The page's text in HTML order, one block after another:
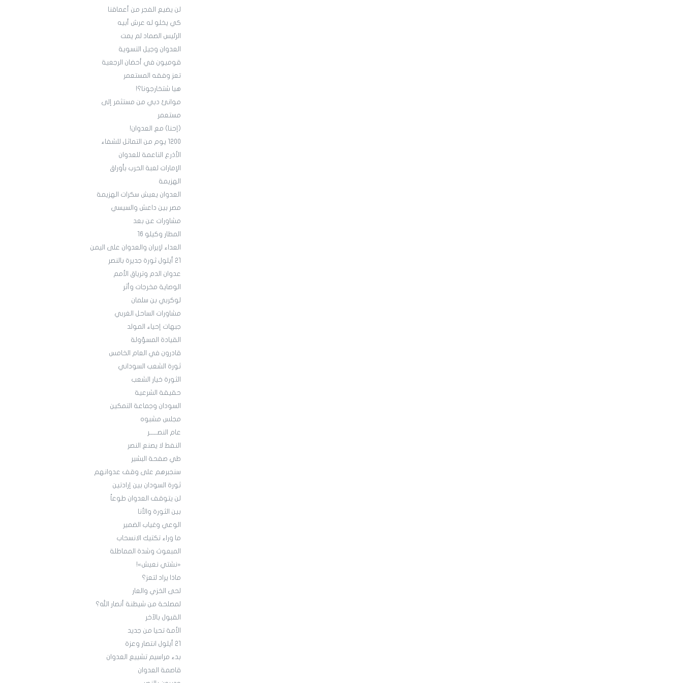
لن يضيع الفجر من أعماقنا
كي يخلو له عرش أبيه
الرئيس الصماد لم يمت
العدوان وجيل التسوية
قوميون في أحضان الرجعية
تعز وفقه المستعمر
هيا شتخارجونا؟!
موانئ دبي من مستثمر إلى
مستعمر
(إحنا) مع العدوان!
1200 يوم من التماثل للشفاء
الأذرع الناعمة للعدوان
الإمارات لعبة الحرب بأوراق
الهزيمة
العدوان يعيش سكرات الهزيمة
مصر بين داعش والسيسي
مشاورات عن بعد
المطار وكيلو 16
العداء لإيران والعدوان على اليمن
21 أيلول ثورة جديرة بالنصر
عدوان الدم وترياق الأمم
الوصاية مخرجات وأثر
لوكربي بن سلمان
مشاورات الساحل الغربي
جبهات إحياء المولد
القيادة المسؤولة
قادرون في العام الخامس
ثورة الشعب السوداني
الثورة خيار الشعب
حقيقة الشرعية
السودان وجماعة التمكين
مجلس مشبوه
عام النصـــــر
النفط لا يصنع النصر
طي صفحة البشير
سنجبرهم على وقف عدوانهم
ثورة السودان بين إرادتين
لن يتوقف العدوان طوعاً
بين الثورة والأنا
الوعي وغياب الضمير
ما وراء تكتيك الانسحاب
المبعوث وشدة المماطلة
«نشتي نعيش»!
ماذا يراد لتعز؟
لحى الخزي والعار
لمصلحة من شيطنة أنصار الله؟
القبول بالآخر
الأمة تحيا من جديد
21 أيلول انتصار وعزة
بدء مراسيم تشييع العدوان
قاصمة العدوان